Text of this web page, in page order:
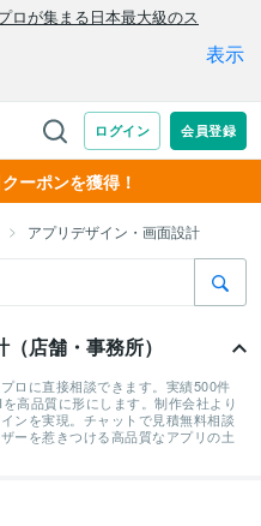
ーポンを獲得！
アプリデザイン・画面設計
店舗・事務所）
ロに直接相談できます。実績500件
高品質に形にします。制作会社より
ンを実現。チャットで見積無料相談
ーを惹きつける高品質なアプリの土